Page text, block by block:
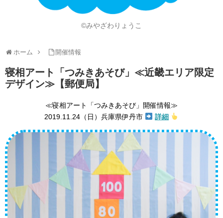
©みやざわりょうこ
ホーム 開催情報
寝相アート「つみきあそび」≪近畿エリア限定
デザイン≫【郵便局】
≪寝相アート「つみきあそび」開催情報≫
2019.11.24（日）兵庫県伊丹市
詳細
知的財産権